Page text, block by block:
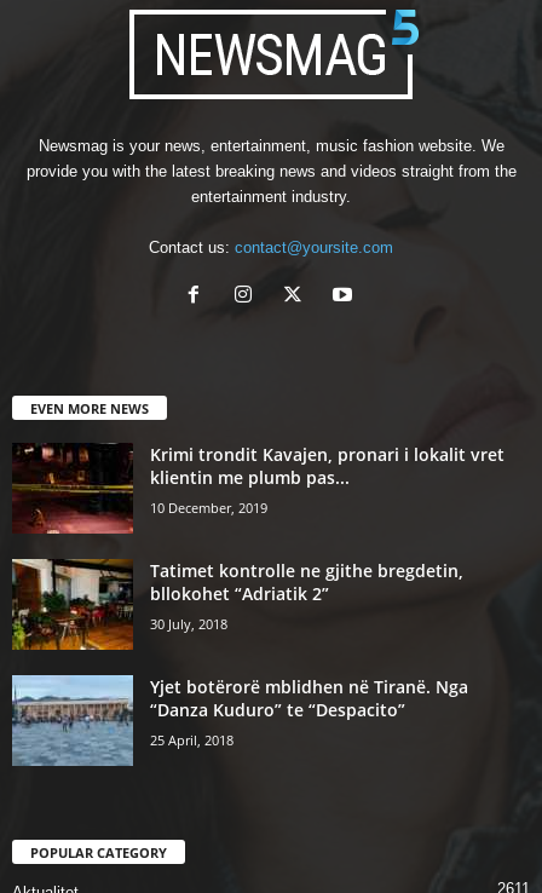
Newsmag is your news, entertainment, music fashion website. We
provide you with the latest breaking news and videos straight from the
entertainment industry.
Contact us: contact@yoursite.com
EVEN MORE NEWS
Krimi trondit Kavajen, pronari i lokalit vret
klientin me plumb pas...
10 December, 2019
Tatimet kontrolle ne gjithe bregdetin,
bllokohet “Adriatik 2”
30 July, 2018
Yjet botërorë mblidhen në Tiranë. Nga
“Danza Kuduro” te “Despacito”
25 April, 2018
POPULAR CATEGORY
2611